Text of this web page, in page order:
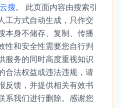
搜。 此页面内容由搜索引
工方式自动生成，只作交
本身不储存、复制、传播
性和安全性需要您自行判
服务的同时高度重视知识
合法权益或违法违规，请
反馈，并提供相关有效书
系我们进行删除。感谢您